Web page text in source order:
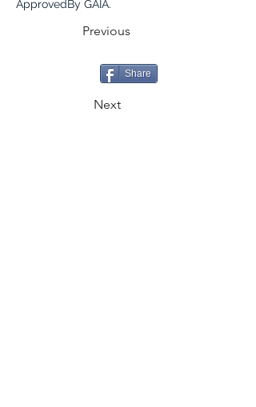
ApprovedBy GAIA.
Previous
Share
Next